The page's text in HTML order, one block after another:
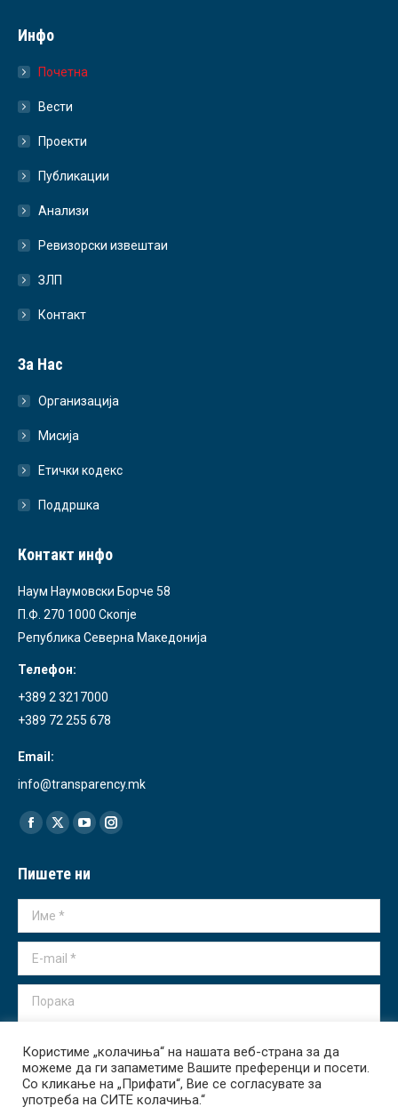
Инфо
Почетна
Вести
Проекти
Публикации
Анализи
Ревизорски извештаи
ЗЛП
Контакт
За Нас
Организација
Мисија
Етички кодекс
Поддршка
Контакт инфо
Наум Наумовски Борче 58
П.Ф. 270 1000 Скопје
Република Северна Македонија
Телефон:
+389 2 3217000
+389 72 255 678
Email:
info@transparency.mk
Find us on:
Facebook
opens
in
X
opens
in
YouTube
opens
in
Instagram
in
Пишете ни
Име *
E-mail *
Порака
Испрати
Користиме „колачиња“ на нашата веб-страна за да
можеме да ги запаметиме Вашите преференци и посети.
Со кликање на „Прифати“, Вие се согласувате за
употреба на СИТЕ колачиња.“